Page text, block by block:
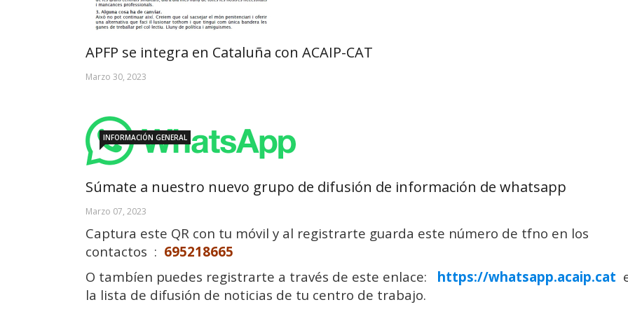
APFP se integra en Cataluña con ACAIP-CAT
Marzo 30, 2023
INFORMACIÓN GENERAL
Súmate a nuestro nuevo grupo de difusión de información de whatsapp
Marzo 07, 2023
Captura este QR con tu móvil y al registrarte guarda este número de tfno en los
contactos : 695218665
O tambíen puedes registrarte a través de este enlace:
https://whatsapp.acaip.cat
la lista de difusión de noticias de tu centro de trabajo.